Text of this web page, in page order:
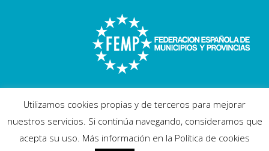
Utilizamos cookies propias y de terceros para mejorar
nuestros servicios. Si continúa navegando, consideramos que
acepta su uso. Más información en la Política de cookies